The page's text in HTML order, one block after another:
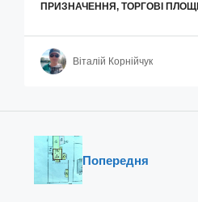
ПРИЗНАЧЕННЯ, ТОРГОВІ ПЛОЩІ
Віталій Корнійчук
Попередня